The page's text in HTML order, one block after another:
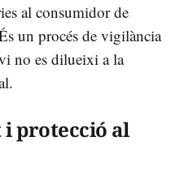
al consumidor de
un procés de vigilància
no es dilueixi a la
protecció al